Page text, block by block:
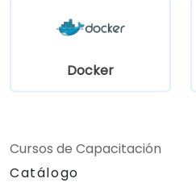
Docker
Cursos de Capacitación
Catálogo